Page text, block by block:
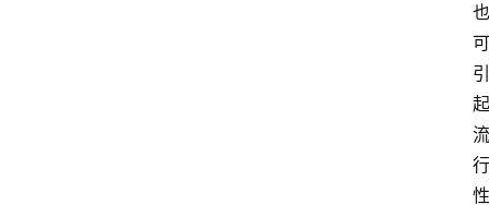
也
可
引
起
流
行
性